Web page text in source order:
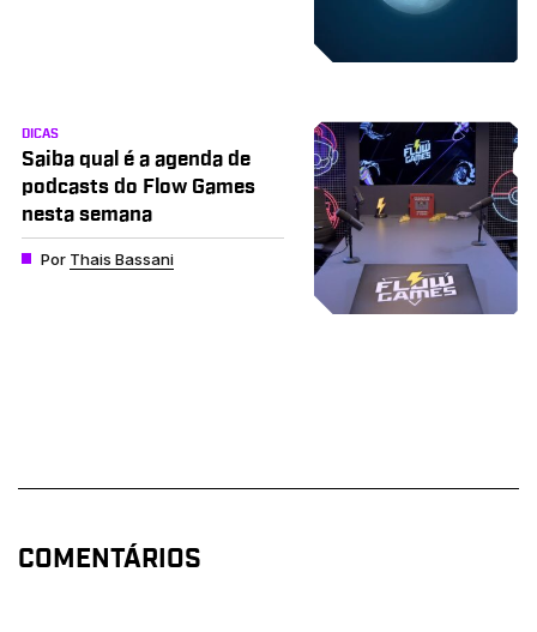
DICAS
Saiba qual é a agenda de
podcasts do Flow Games
nesta semana
Por Thais Bassani
COMENTÁRIOS